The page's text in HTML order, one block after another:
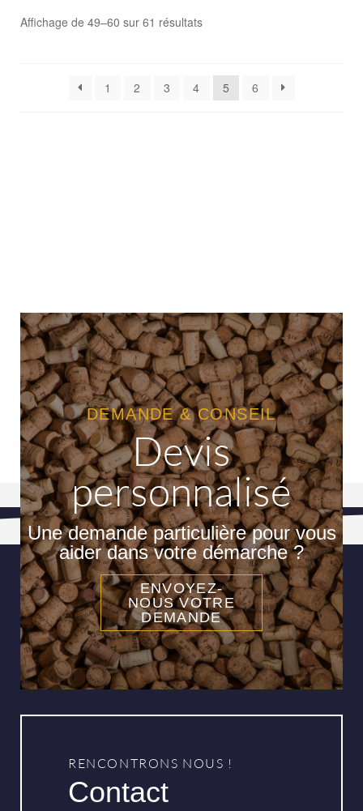
Affichage de 49–60 sur 61 résultats
1 2 3 4 5 6
DEMANDE & CONSEIL
Devis
personnalisé
Une demande particulière pour vous
aider dans votre démarche ?
ENVOYEZ-
NOUS VOTRE
DEMANDE
RENCONTRONS NOUS !
Contact